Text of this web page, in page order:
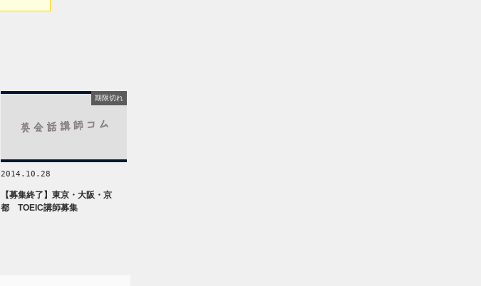
期限切れ
2014.10.28
【募集終了】東京・大阪・京
都 TOEIC講師募集